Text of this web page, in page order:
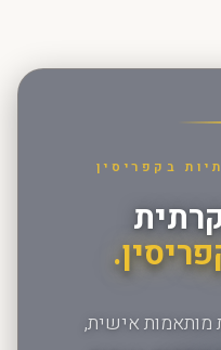
בקפריסין
מותאמות אישית,